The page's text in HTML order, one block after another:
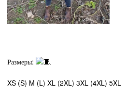
Размеры:
XS (S) M (L) XL (2XL) 3XL (4XL) 5XL